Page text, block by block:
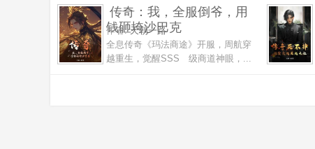
传奇：我，全服倒爷，用
钱砸垮沙巴克
作者:天朝一路
全息传奇《玛法商途》开服，周航穿
越重生，觉醒SSS 级商道神眼，...